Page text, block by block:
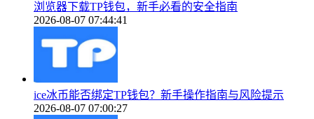
浏览器下载TP钱包，新手必看的安全指南
2026-08-07 07:44:41
ice冰币能否绑定TP钱包？新手操作指南与风险提示
2026-08-07 07:00:27